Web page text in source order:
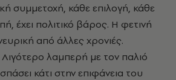
συμμετοχή, κάθε επιλογή, κάθε
έχει πολιτικό βάρος. Η φετινή
από άλλες χρονιές.
λαμπερή με τον παλιό
κάτι στην επιφάνεια του